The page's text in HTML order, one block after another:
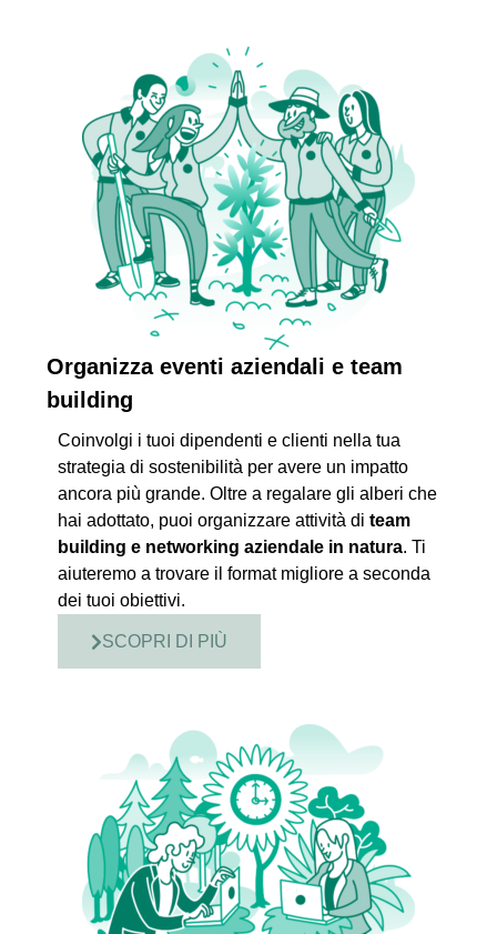
Organizza eventi aziendali e team
building
Coinvolgi i tuoi dipendenti e clienti nella tua
strategia di sostenibilità per avere un impatto
ancora più grande. Oltre a regalare gli alberi che
hai adottato, puoi organizzare attività di team
building e networking aziendale in natura. Ti
aiuteremo a trovare il format migliore a seconda
dei tuoi obiettivi.
SCOPRI DI PIÙ